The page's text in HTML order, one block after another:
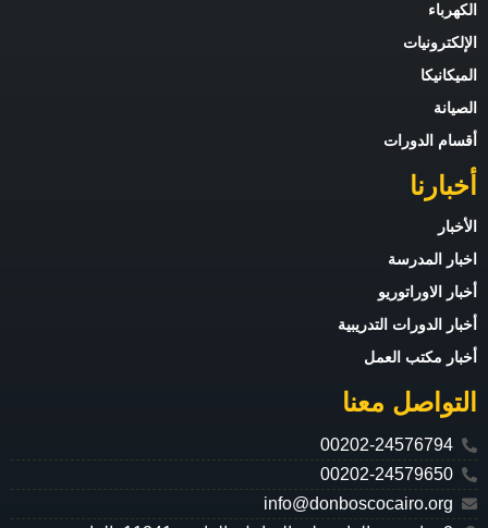
الدورات
المدرسة
الاوراتوريو
الدورات التدريبية
مكتب العمل
معنا
00202-24576794
00202-24579650
info@donboscocairo.org